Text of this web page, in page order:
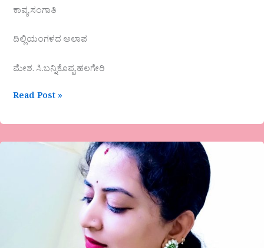
ಕಾವ್ಯ ಸಂಗಾತಿ
ದಿಲ್ಲಿಯಂಗಳದ ಅಲಾಪ
ಮೇಶ. ಸಿ.ಬನ್ನಿಕೊಪ್ಪ.ಹಲಗೇರಿ
Read Post »
ಜಯಂತಿ